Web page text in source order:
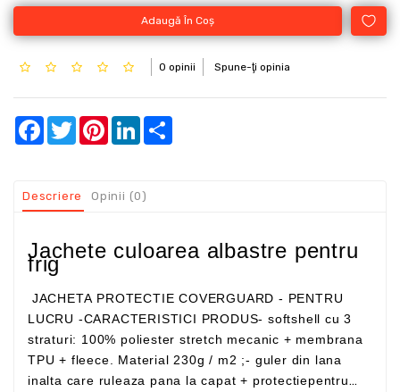
Adaugă În Coş
0 opinii Spune-ţi opinia
Facebook
TwitterPinterestLinkedIn
Descriere Opinii (0)
Jachete culoarea albastre pentru
frig
JACHETA PROTECTIE COVERGUARD - PENTRU
LUCRU -CARACTERISTICI PRODUS- softshell cu 3
straturi: 100% poliester stretch mecanic + membrana
TPU + fleece. Material 230g / m2 ;- guler din lana
inalta care ruleaza pana la capat + protectiepentru